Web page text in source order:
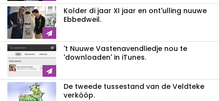
Kolder di jaar XI jaar en ont'ulling nuuwe
Ebbedweil.
't Nuuwe Vastenavendliedje nou te
'downloaden' in iTunes.
De tweede tussestand van de Veldteke
verkòòp.